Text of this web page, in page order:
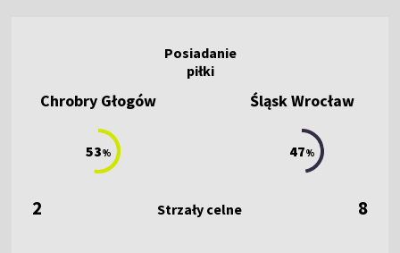
53%
Chrobry Głogów Śląsk Wrocław
47%
2 8